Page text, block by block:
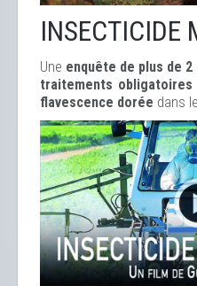
INSECTICIDE
Une enquête de plus de 2
traitements obligatoires
flavescence dorée dans le